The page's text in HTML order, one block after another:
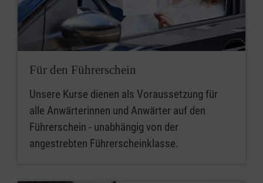
Für den Führerschein
Unsere Kurse dienen als Voraussetzung für
alle Anwärterinnen und Anwärter auf den
Führerschein - unabhängig von der
angestrebten Führerscheinklasse.